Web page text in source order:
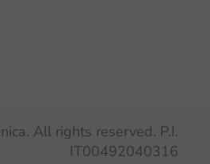
All rights reserved. P.I.
IT00492040316